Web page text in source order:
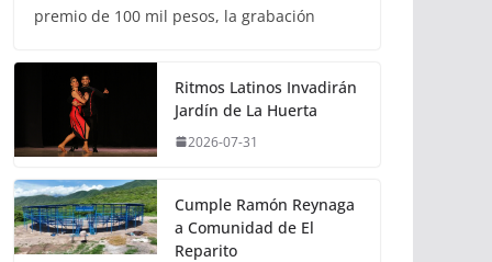
premio de 100 mil pesos, la grabación
Ritmos Latinos Invadirán
Jardín de La Huerta
2026-07-31
Cumple Ramón Reynaga
a Comunidad de El
Reparito